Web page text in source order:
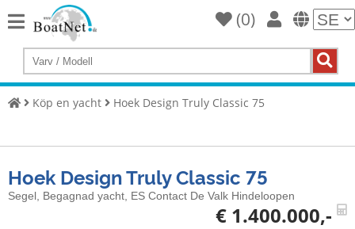
Home
Köp
yacht
Kommersiell
säljare
(0)
Köp en yacht Hoek Design Truly Classic 75
Hoek Design Truly Classic 75
Segel, Begagnad yacht, ES Contact De Valk Hindeloopen
€ 1.400.000,-